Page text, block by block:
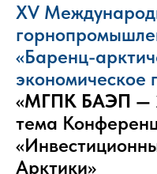
XV
«Баренц-
экономическое
«МГПК БАЭП —
тема
Арктики»